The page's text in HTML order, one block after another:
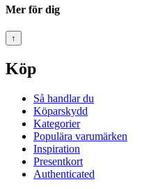
Mer för dig
↑
Köp
Så handlar du
Köparskydd
Kategorier
Populära varumärken
Inspiration
Presentkort
Authenticated